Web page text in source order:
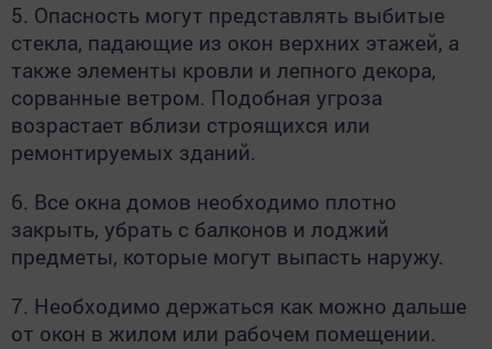
5. Опасность могут представлять выбитые
стекла, падающие из окон верхних этажей, а
также элементы кровли и лепного декора,
сорванные ветром. Подобная угроза
возрастает вблизи строящихся или
ремонтируемых зданий.
6. Все окна домов необходимо плотно
закрыть, убрать с балконов и лоджий
предметы, которые могут выпасть наружу.
7. Необходимо держаться как можно дальше
от окон в жилом или рабочем помещении.